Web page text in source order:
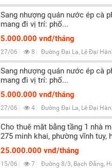
Sang nhượng quán nước ép cà
mang đi vị trí: phố...
5.000.000 vnđ/tháng
27/06 8 Đường Đại La, Lê Đại
Sang nhượng quán nước ép cà
mang đi vị trí: phố...
5.000.000 vnđ/tháng
27/06 4 Đường Đại La, Lê Đại
Cho thuê măt bằng tầng 1 nhà
275 minh khai, phường vĩnh tuy,
25.000.000 vnđ/tháng
15/06 7 Đường 8/3, Bạch Đằng,